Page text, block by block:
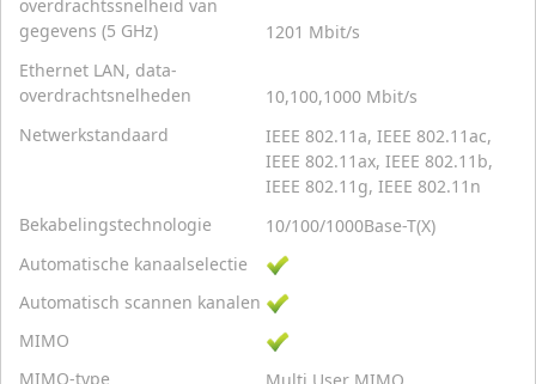
overdrachtssnelheid van
gegevens (5 GHz)
1201 Mbit/s
Ethernet LAN, data-
overdrachtsnelheden
10,100,1000 Mbit/s
Netwerkstandaard
IEEE 802.11a, IEEE 802.11ac,
IEEE 802.11ax, IEEE 802.11b,
IEEE 802.11g, IEEE 802.11n
Bekabelingstechnologie
10/100/1000Base-T(X)
Automatische kanaalselectie
Automatisch scannen kanalen
MIMO
MIMO-type